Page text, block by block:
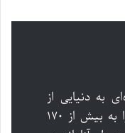
به دنیایی از
فرصت‌هاست؛ از سفر بدون ویزا به بیش از ۱۷۰